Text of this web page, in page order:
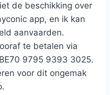
de beschikking over
app, en ik kan
aanvaarden.
te betalen via
9795 9393 3025.
voor dit ongemak